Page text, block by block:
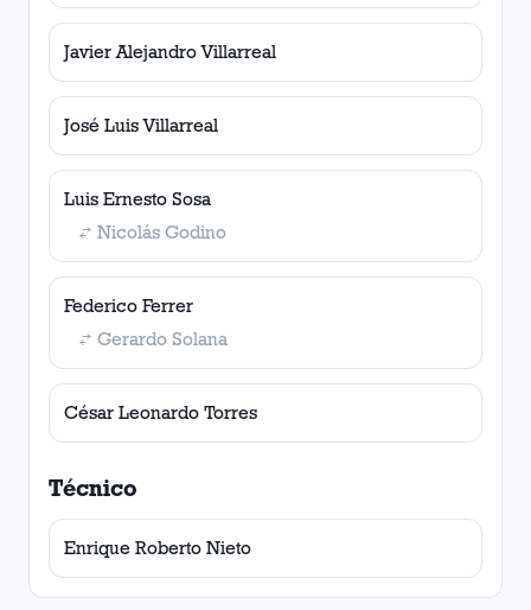
Javier Alejandro Villarreal
José Luis Villarreal
Luis Ernesto Sosa
Nicolás Godino
Federico Ferrer
Gerardo Solana
César Leonardo Torres
Técnico
Enrique Roberto Nieto